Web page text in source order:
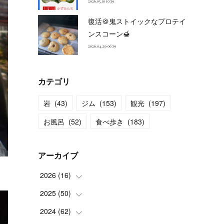
復活🍪鬼ストイックなプロテイ
ンスコーン🍯
2026.04.29 06:19
カテゴリ
岩 (43) ジム (153) 観光 (197)
お風呂 (52) 食べ歩き (183)
アーカイブ
2026 (16)
(2)
(2)
2025 (50)
(3)
2024 (62)